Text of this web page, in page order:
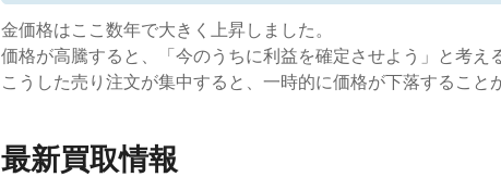
金価格はここ数年で大きく上昇しました。
価格が高騰すると、「今のうちに利益を確定させよう」と考え
こうした売り注文が集中すると、一時的に価格が下落すること
最新買取情報